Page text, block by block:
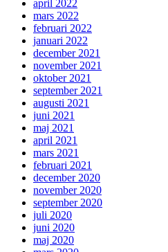
april 2022
mars 2022
februari 2022
januari 2022
december 2021
november 2021
oktober 2021
september 2021
augusti 2021
juni 2021
maj 2021
april 2021
mars 2021
februari 2021
december 2020
november 2020
september 2020
juli 2020
juni 2020
maj 2020